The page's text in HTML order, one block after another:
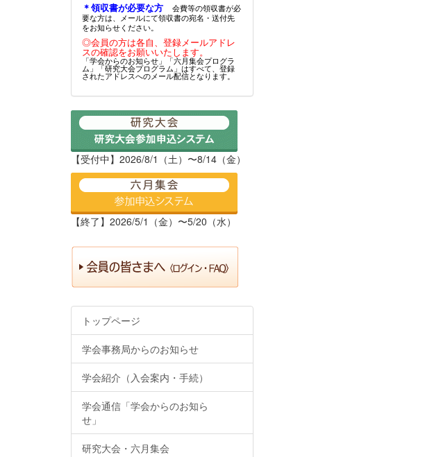
＊領収書が必要な方
会費等の領収書が必
要な方は、メールにて領収書の宛名・送付先
をお知らせください。
◎会員の方は各自、登録メールアドレ
スの確認をお願いいたします。
「学会からのお知らせ」「六月集会プログラ
ム」「研究大会プログラム」はすべて、登録
されたアドレスへのメール配信となります。
【受付中】2026/8/1（土）〜8/14（金）
【終了】2026/5/1（金）〜5/20（水）
トップページ
学会事務局からのお知らせ
学会紹介（入会案内・手続）
学会通信「学会からのお知ら
せ」
研究大会・六月集会